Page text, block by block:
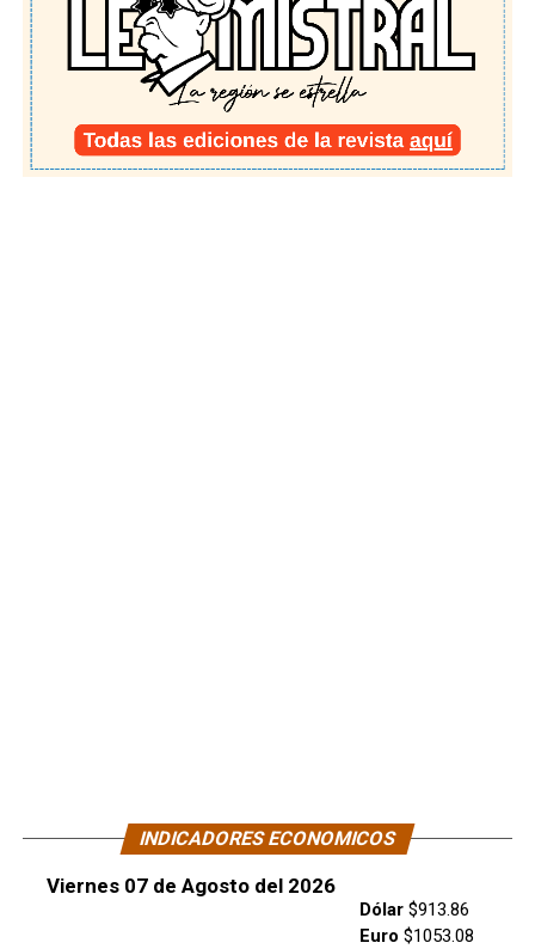
INDICADORES ECONOMICOS
Viernes 07 de Agosto del 2026
Dólar$913.86
Euro $1053.08